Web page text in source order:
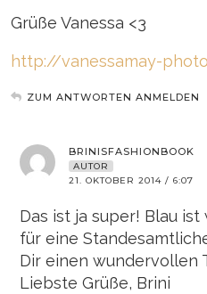
Grüße Vanessa <3
http://vanessamay-
ZUM ANTWORTEN ANMELDEN
BRINISFASHIONBOOK
AUTOR
21. OKTOBER 2014 / 6:07
Das ist ja super! Blau
für eine
Dir einen wundervollen
Liebste Grüße, Brini